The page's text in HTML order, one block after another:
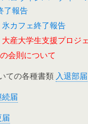
了報告
カフェ終了報告
産大学生支援プロジ
会則について
ての各種書類 入退部届
届